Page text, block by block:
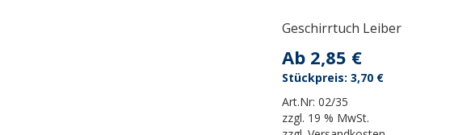
Geschirrtuch Leiber
Ab 2,85 €
Art.Nr: 02/35
zzgl. 19 % MwSt.
3,70 €